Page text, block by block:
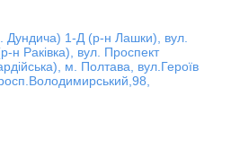
1-Д (р-н Лашки), вул.
н Раківка), вул. Проспект
м. Полтава, вул.Героїв